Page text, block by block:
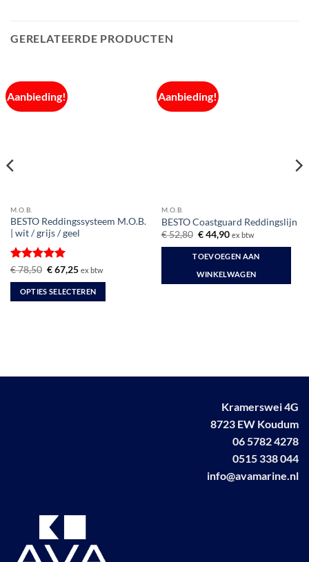
GERELATEERDE PRODUCTEN
Aanbieding!
M.O.B.
BESTO Reddingssysteem M.O.B.
| wit / grijs / geel
Gewaardeerd
5uit 5
€78,50 Oorspronkelijke
was:
€ 78,50.
€67,25Huidige
is:
€ 67,25.
ex btw
OPTIES SELECTEREN
Deze
Aanbieding!
M.O.B.
BESTO Coastguard Reddingslijn
€52,80 Oorspronkelijke
was:
€ 52,80.
€44,90Huidige
is:
€ 44,90.
ex btw
TOEVOEGEN AAN
WINKELWAGEN
Kramerswei 4G
8723 EW Koudum
06 5782 4278
0515 338 044
info@avamarine.nl